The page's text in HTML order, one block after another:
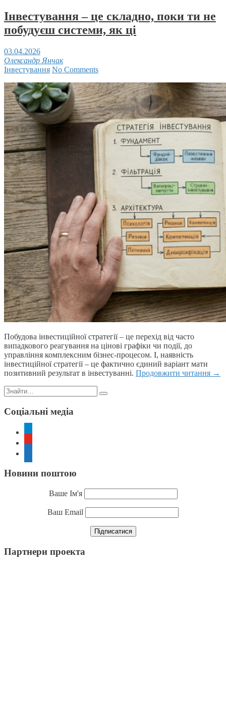
Інвестування – це складно, поки ти не
побудуєш системи, як ці
03.04.2026
Олександр Янчак
Інвестування No Comments
Побудова інвестиційної стратегії – це перехід від часто
випадкового реагування на цінові графіки чи події, до
управління комплексним бізнес-процесом. І, наявність
інвестиційної стратегії – це фактично єдиний варіант мати
позитивний результат в інвестуванні. Продовжити читання →
Пошук:
Соціальні медіа
Новини поштою
Ваше Ім'я
Ваш Email
Партнери проекта